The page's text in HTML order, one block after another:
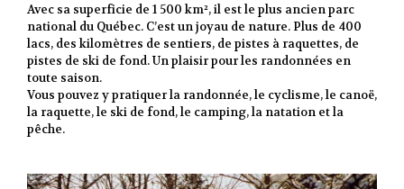
Avec sa superficie de 1 500 km², il est le plus ancien parc
national du Québec. C’est un joyau de nature. Plus de 400
lacs, des kilomètres de sentiers, de pistes à raquettes, de
pistes de ski de fond. Un plaisir pour les randonnées en
toute saison.
Vous pouvez y pratiquer la randonnée, le cyclisme, le canoë,
la raquette, le ski de fond, le camping, la natation et la
pêche.